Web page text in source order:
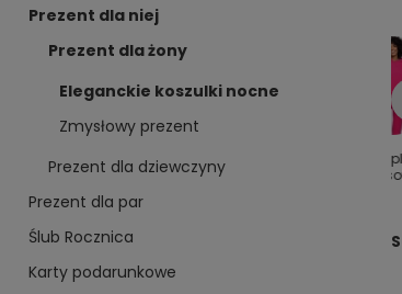
Prezent dla niej
Prezent dla żony
Eleganckie koszulki nocne
Zmysłowy prezent
Prezent dla dziewczyny
Prezent dla par
Ślub Rocznica
Karty podarunkowe
Kolanówki
damskie
modelująca